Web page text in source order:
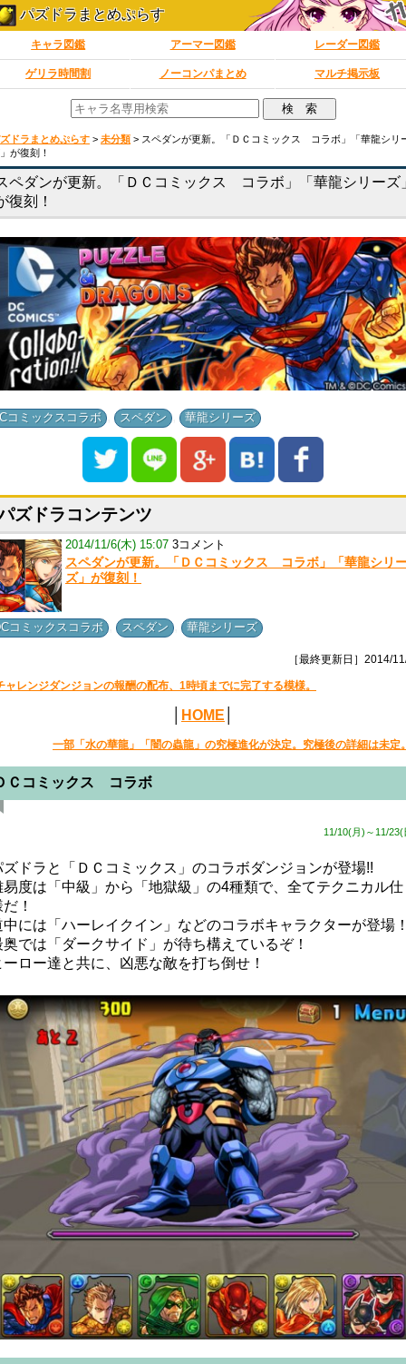
パズドラまとめぷらす
キャラ図鑑 アーマー図鑑 レーダー図鑑
ゲリラ時間割 ノーコンパまとめ マルチ掲示板
ドラまとめぷらす > 未分類 > スペダンが更新。「ＤＣコミックス コラボ」「華龍シリ
が復刻！
ペダンが更新。「ＤＣコミックス コラボ」「華龍シリーズ
復刻！
コミックスコラボ スペダン 華龍シリーズ
ズドラコンテンツ
2014/11/6(木) 15:07 3コメント
スペダンが更新。「ＤＣコミックス コラボ」「華龍シリ
ズ」が復刻！
コミックスコラボ スペダン 華龍シリーズ
［最終更新日］2014/
ャレンジダンジョンの報酬の配布、1時頃までに完了する模様。
HOME
一部「水の華龍」「闇の蟲龍」の究極進化が決定。究極後の詳細は未定
Ｃコミックス コラボ
11/10(月)～11/23(
ズドラと「ＤＣコミックス」のコラボダンジョンが登場!!
易度は「中級」から「地獄級」の4種類で、全てテクニカル仕
！
中には「ハーレイクイン」などのコラボキャラクターが登場
奥では「ダークサイド」が待ち構えているぞ！
ーロー達と共に、凶悪な敵を打ち倒せ！